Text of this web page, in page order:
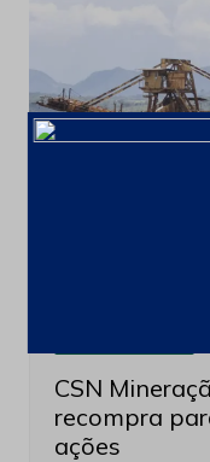
CSN
recompra
ações